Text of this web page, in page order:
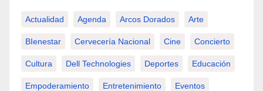
Actualidad Agenda Arcos Dorados Arte
BIenestar Cervecería Nacional Cine Concierto
Cultura Dell Technologies Deportes Educación
Empoderamiento Entretenimiento Eventos